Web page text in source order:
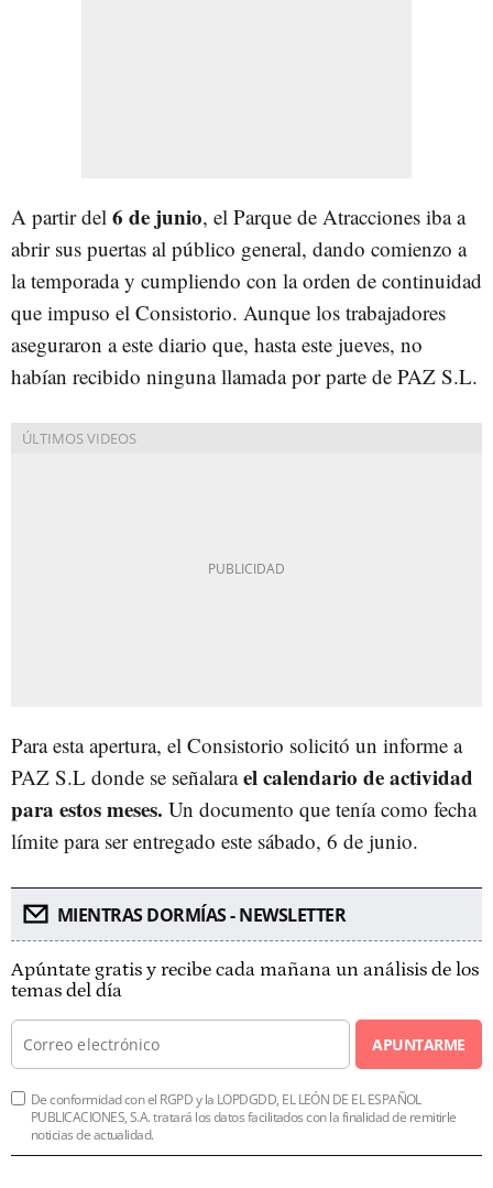
A partir del 6 de junio, el Parque de Atracciones iba a
abrir sus puertas al público general, dando comienzo a
la temporada y cumpliendo con la orden de continuidad
que impuso el Consistorio. Aunque los trabajadores
aseguraron a este diario que, hasta este jueves, no
habían recibido ninguna llamada por parte de PAZ S.L.
Para esta apertura, el Consistorio solicitó un informe a
PAZ S.L donde se señalarael calendario de actividad
para estos meses. Un documento que tenía como fecha
límite para ser entregado este sábado, 6 de junio.
MIENTRAS DORMÍAS - NEWSLETTER
Apúntate gratis y recibe cada mañana un análisis de los
temas del día
APUNTARME
De conformidad con el RGPD y la LOPDGDD, EL LEÓN DE EL ESPAÑOL
PUBLICACIONES, S.A. tratará los datos facilitados con la finalidad de remitirle
noticias de actualidad.